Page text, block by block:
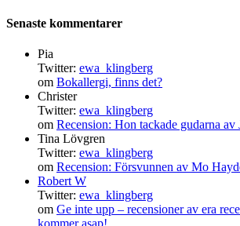
Senaste kommentarer
Pia
Twitter: ewa_klingberg
om Bokallergi, finns det?
Christer
Twitter: ewa_klingberg
om Recension: Hon tackade gudarna av
Tina Lövgren
Twitter: ewa_klingberg
om Recension: Försvunnen av Mo
Robert W
Twitter: ewa_klingberg
om Ge inte upp – recensioner av era
kommer asap!